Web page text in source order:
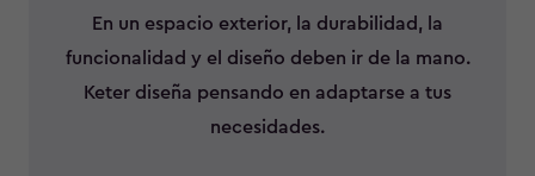
En un espacio exterior, la durabilidad, la
funcionalidad y el diseño deben ir de la mano.
Keter diseña pensando en adaptarse a tus
necesidades.